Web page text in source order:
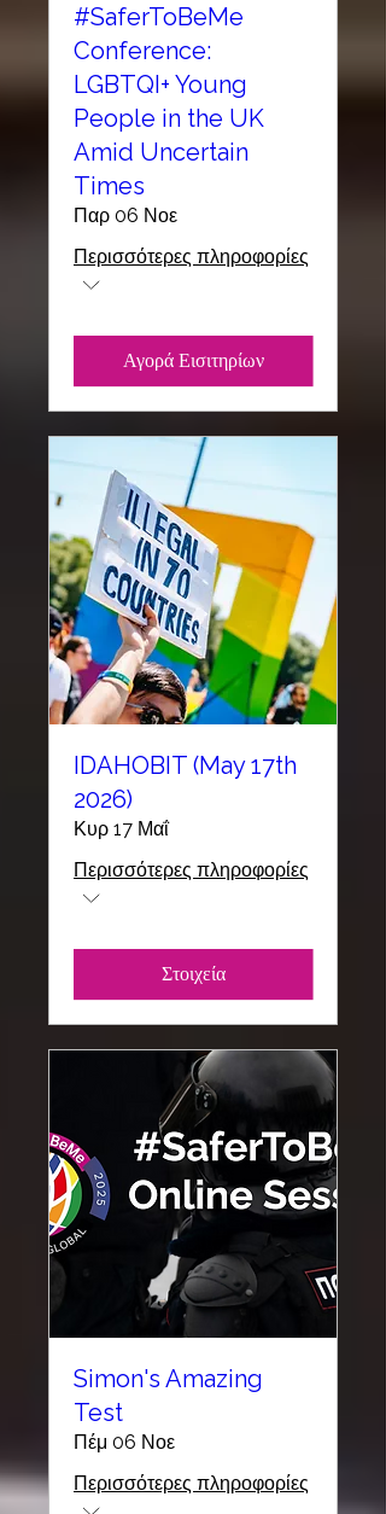
#SaferToBeMe
Conference:
LGBTQI+ Young
People in the UK
Amid Uncertain
Times
Παρ 06 Νοε
Περισσότερες πληροφορίες
Αγορά Εισιτηρίων
IDAHOBIT (May 17th
2026)
Κυρ 17 Μαΐ
Περισσότερες πληροφορίες
Στοιχεία
Simon's Amazing
Test
Πέμ 06 Νοε
Περισσότερες πληροφορίες